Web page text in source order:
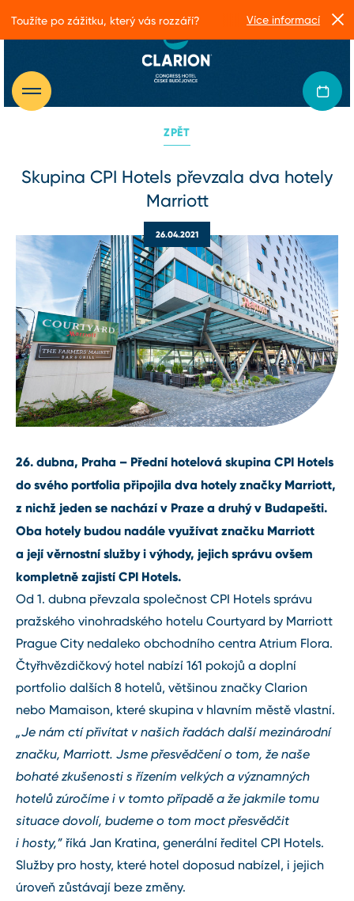
ZPĚT
Skupina CPI Hotels převzala dva hotely
Marriott
26.04.2021
26. dubna, Praha – Přední hotelová skupina CPI Hotels
do svého portfolia připojila dva hotely značky Marriott,
z nichž jeden se nachází v Praze a druhý v Budapešti.
Oba hotely budou nadále využívat značku Marriott
a její věrnostní služby i výhody, jejich správu ovšem
kompletně zajistí CPI Hotels.
Od 1. dubna převzala společnost CPI Hotels správu
pražského vinohradského hotelu Courtyard by Marriott
Prague City nedaleko obchodního centra Atrium Flora.
Čtyřhvězdičkový hotel nabízí 161 pokojů a doplní
portfolio dalších 8 hotelů, většinou značky Clarion
nebo Mamaison, které skupina v hlavním městě vlastní.
„Je nám ctí přivítat v našich řadách další mezinárodní
značku, Marriott. Jsme přesvědčení o tom, že naše
bohaté zkušenosti s řízením velkých a významných
hotelů zúročíme i v tomto případě a že jakmile tomu
situace dovolí, budeme o tom moct přesvědčit
i hosty,” říká Jan Kratina, generální ředitel CPI Hotels.
Služby pro hosty, které hotel doposud nabízel, i jejich
úroveň zůstávají beze změny.
Toužíte po zážitku, který vás rozzáří? Více informací